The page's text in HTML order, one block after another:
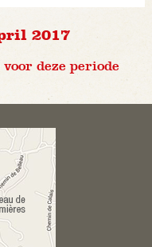
2017
deze periode